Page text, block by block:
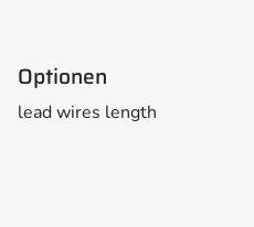
Optionen
lead wires length